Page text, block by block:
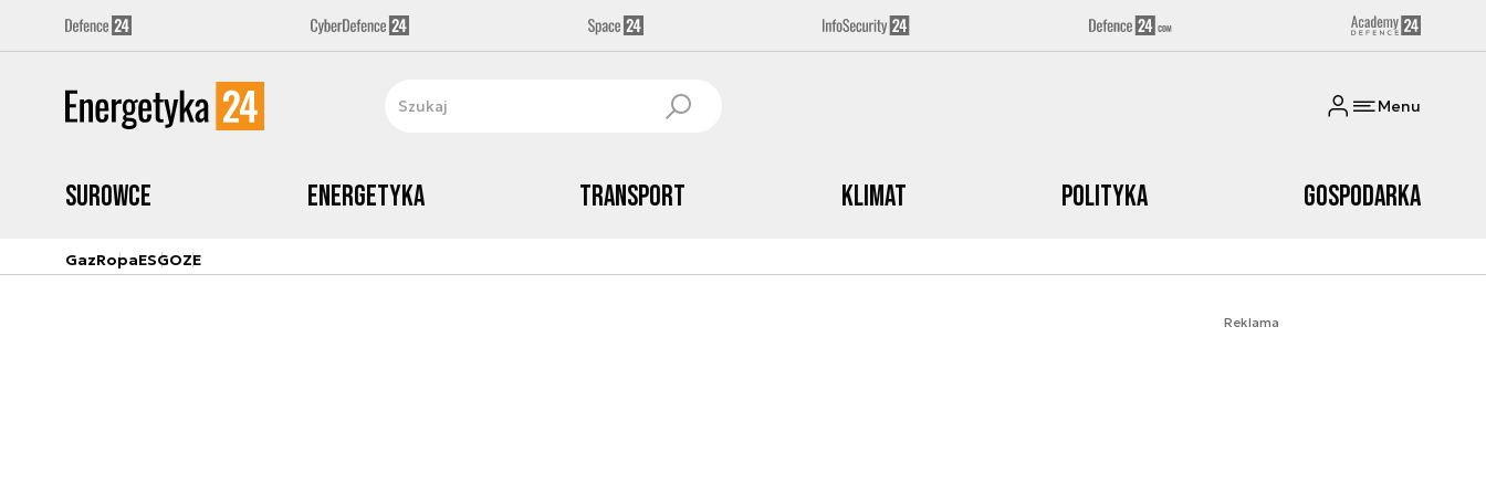
Menu
Surowce Energetyka Transport Klimat Polityka Gospodarka
GazRopaESGOZE
Reklama